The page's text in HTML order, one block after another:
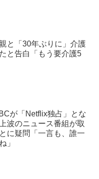
と「30年ぶりに」介護
と告白「もう要介護5
が「Netflix独占」とな
波のニュース番組が取
に疑問「一言も、誰一
」